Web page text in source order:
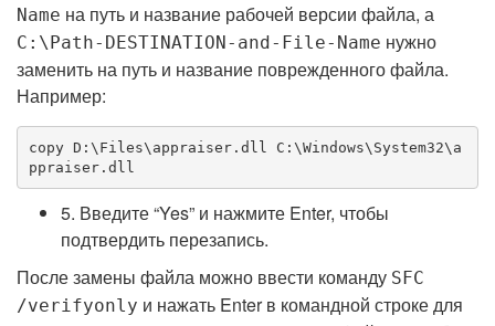
Name на путь и название рабочей версии файла, а
C:\Path-DESTINATION-and-File-Name нужно
заменить на путь и название поврежденного файла.
Например:
copy D:\Files\appraiser.dll C:\Windows\System32\a
ppraiser.dll
5. Введите “Yes” и нажмите Enter, чтобы
подтвердить перезапись.
После замены файла можно ввести команду SFC
/verifyonly и нажать Enter в командной строке для